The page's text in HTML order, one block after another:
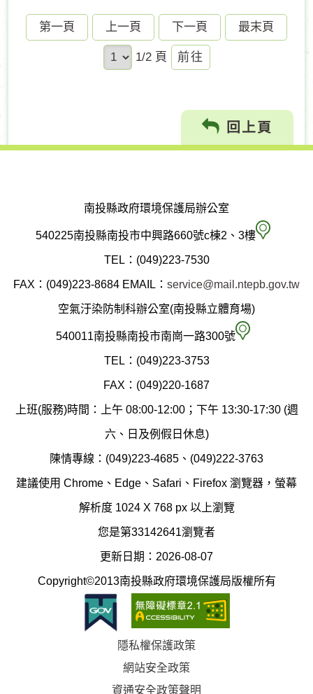
第一頁 上一頁 下一頁 最末頁
1/2 頁
前
往
回上頁
南投縣政府環境保護局辦公室
540225南投縣南投市中興路660號c棟2、3樓 南
縣
保
局
圖
TEL：(049)223-7530
FAX：(049)223-8684 EMAIL： service@mail.ntepb.gov.tw
空氣汙染防制科辦公室(南投縣立體育場)
540011南投縣南投市南崗一路300號 空
染
制
科
(南
TEL：(049)223-3753
FAX：(049)220-1687
上班(服務)時間：上午 08:00-12:00；下午 13:30-17:30 (週
六、日及例假日休息)
陳情專線：(049)223-4685、(049)222-3763
建議使用 Chrome、Edge、Safari、Firefox 瀏覽器，螢幕
解析度 1024 X 768 px 以上瀏覽
您是第33142641瀏覽者
更新日期：2026-08-07
Copyright©2013南投縣政府環境保護局版權所有
隱私權保護政策
網站安全政策
資通安全政策聲明